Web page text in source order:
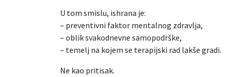
U tom smislu, ishrana je:
– preventivni faktor mentalnog zdravlja,
– oblik svakodnevne samopodrške,
– temelj na kojem se terapijski rad lakše gradi.
Ne kao pritisak.